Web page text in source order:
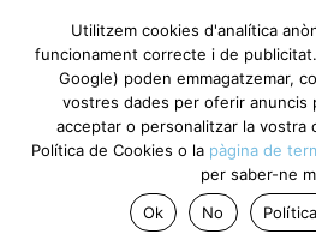
Utilitzem cookies d'analítica
funcionament correcte i de
Google) poden emmagatzemar,
vostres dades per oferir anuncis
acceptar o personalitzar la vostra
Política de Cookies o la pàgina de
per saber-ne
Ok
No